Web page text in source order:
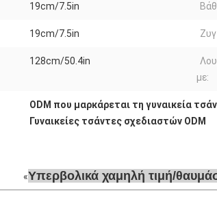
19cm/7.5in
19cm/7.5in
128cm/50.4in
με:
ODM που μαρκάρεται τη γυναικεία
Γυναικείες τσάντες σχεδιαστών ODM
Υπερβολικά χαμηλή τιμή/